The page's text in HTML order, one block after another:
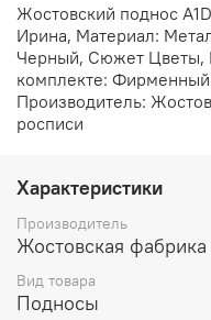
Жостовский поднос
Ирина, Материал:
Черный, Сюжет Цветы,
комплекте: Фирменный
Производитель:
росписи
Характеристики
Производитель
Жостовская
Вид товара
Подносы